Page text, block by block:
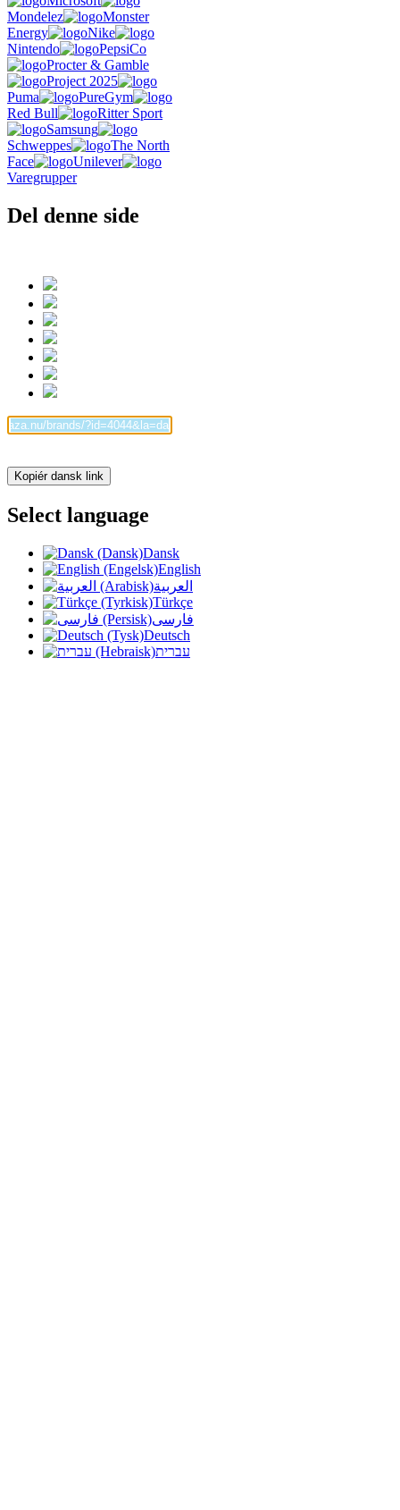
Mondelez
Monster
Energy
Nike
Nintendo
PepsiCo
Procter & Gamble
Project 2025
Puma
PureGym
Red Bull
Ritter Sport
Samsung
Schweppes
The North
Face
Unilever
Varegrupper
Del denne side
Kopiér dansk link
Select language
Dansk
English
العربية
Türkçe
فارسی
Deutsch
עברית